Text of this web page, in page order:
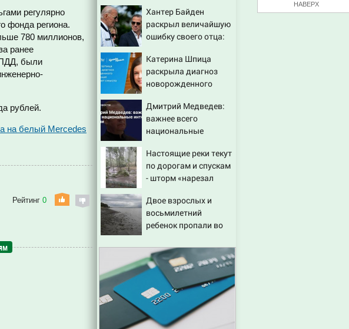
НАВЕРХ
регулярно
фонда региона.
780 миллионов,
ранее
были
рублей.
на белый Mercedes
Рейтинг 0
Хантер Байден
раскрыл величайшую
ошибку своего отца:
Трампа
Катерина Шпица
раскрыла диагноз
новорожденного
молчать нет смысла
Дмитрий Медведев:
важнее всего
национальные
Настоящие реки текут
по дорогам и спускам
- шторм «нарезал
службам Сызрани
Двое взрослых и
восьмилетний
ребенок пропали во
08/08/2026 – Новости